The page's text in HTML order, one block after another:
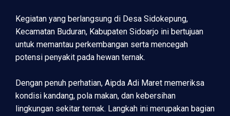
Kegiatan yang berlangsung di Desa Sidokepung,
Kecamatan Buduran, Kabupaten Sidoarjo ini bertujuan
untuk memantau perkembangan serta mencegah
potensi penyakit pada hewan ternak.
Dengan penuh perhatian, Aipda Adi Maret memeriksa
kondisi kandang, pola makan, dan kebersihan
lingkungan sekitar ternak. Langkah ini merupakan bagian